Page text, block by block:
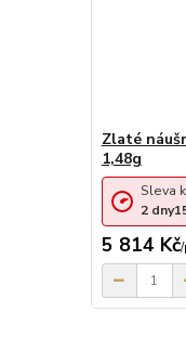
Zlaté
1,48g
5 814 Kč/
Sleva
2 dny